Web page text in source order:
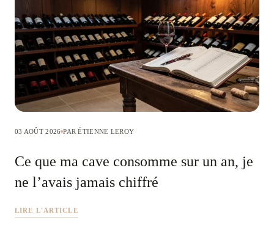
03 AOÛT 2026 PAR ÉTIENNE LEROY
Ce que ma cave consomme sur un an, je
ne l’avais jamais chiffré
LIRE L'ARTICLE